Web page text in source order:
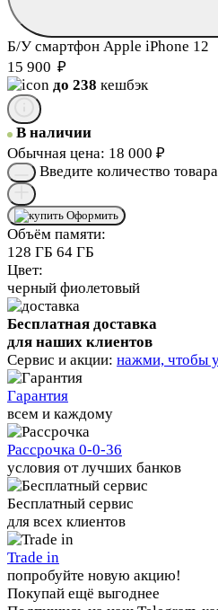
Б/У смартфон Apple iPhone 12
15 900 ₽
до 238 кешбэк
В наличии
Обычная цена: 18 000 ₽
Введите количество товара
Оформить
Объём памяти:
128 ГБ 64 ГБ
Цвет:
черный фиолетовый
Бесплатная доставка
для наших клиентов
Сервис и акции: нажми, чтобы
Гарантия
всем и каждому
Рассрочка 0-0-36
условия от лучших банков
Бесплатный сервис
для всех клиентов
Trade in
попробуйте новую акцию!
Покупай ещё выгоднее